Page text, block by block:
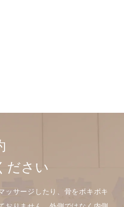
ださい
ッサージしたり、骨をボキボキ